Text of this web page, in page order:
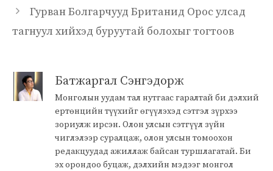
Гурван Болгарчууд Британид Орос улсад
тагнуул хийхэд буруутай болохыг тогтоов
Батжаргал Сэнгэдорж
Монголын уудам тал нутгаас гаралтай би дэлхий
ертөнцийн түүхийг өгүүлэхэд сэтгэл зүрхээ
зориулж ирсэн. Олон улсын сэтгүүл зүйн
чиглэлээр суралцаж, олон улсын томоохон
редакцуудад ажиллаж байсан туршлагатай. Би
эх орондоо буцаж, дэлхийн мэдээг монгол